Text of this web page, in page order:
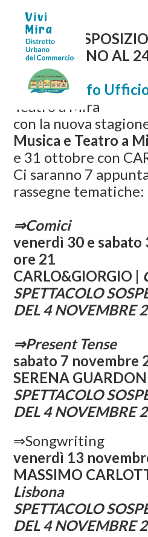
NUOVE
SOSPESI FINO AL
2020
Qui altre info
Teatro a Mira
con la nuova
Musica e Teatro a
e 31 ottobre con
Ci saranno 7
rassegne tematiche:
⇒Comici
venerdì 30 e
ore 21
CARLO&GIORGIO |
SPETTACOLO
DEL 4 NOVEMBRE
⇒Present Tense
sabato 7 novembre
SERENA
SPETTACOLO
DEL 4 NOVEMBRE
⇒Songwriting
venerdì 13
MASSIMO
Lisbona
SPETTACOLO
DEL 4 NOVEMBRE